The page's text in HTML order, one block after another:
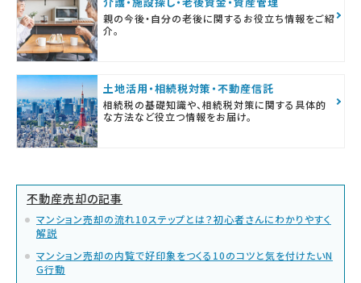
親の今後・自分の老後に関するお役立ち情報をご紹
介。
土地活用・相続税対策・不動産信託
相続税の基礎知識や、相続税対策に関する具体的
な方法など役立つ情報をお届け。
不動産売却の記事
マンション売却の流れ10ステップとは？初心者さんにわかりやすく
解説
マンション売却の内覧で好印象をつくる10のコツと気を付けたいN
G行動